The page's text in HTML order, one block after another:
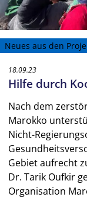
Neues aus den
18.09.23
Hilfe durch
Nach dem
Marokko
Nicht-
Gebiet aufrecht
Dr. Tarik Oufkir
Organisation